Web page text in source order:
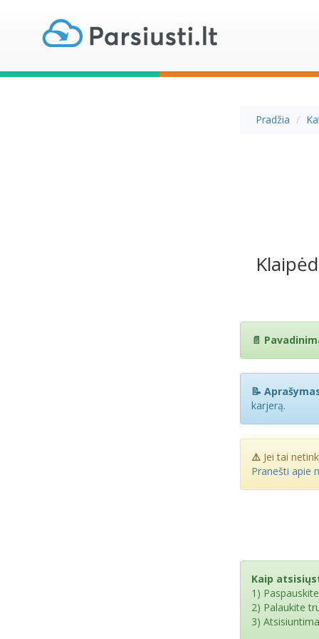
Pradžia
📄
📝
karjerą.
⚠️ Jei tai
Pranešti apie
Kaip
1)
2) Palaukite
3)